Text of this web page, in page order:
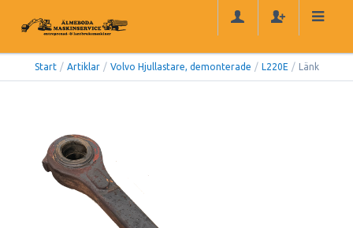
Start / Artiklar / Volvo Hjullastare, demonterade / L220E / Länk